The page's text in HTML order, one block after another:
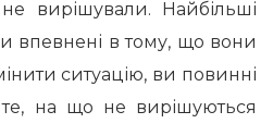
вирішували. Найбільші
впевнені в тому, що вони
ситуацію, ви повинні
те, на що не вирішуються